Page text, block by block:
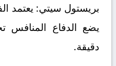
بريستول سيتي: يعتمد
يضع الدفاع
دقيقة.